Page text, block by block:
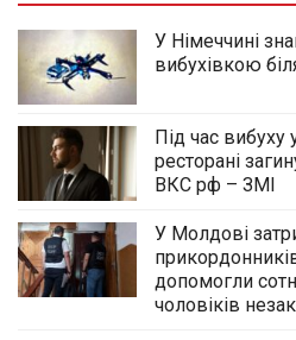
У Німеччині
вибухівкою
Під час
ресторані
ВКС рф – ЗМІ
У Молдові
допомогли
чоловіків